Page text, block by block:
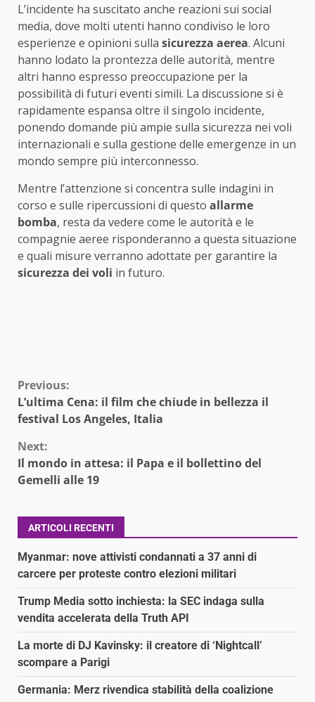
L’incidente ha suscitato anche reazioni sui social
media, dove molti utenti hanno condiviso le loro
esperienze e opinioni sulla sicurezza aerea. Alcuni
hanno lodato la prontezza delle autorità, mentre
altri hanno espresso preoccupazione per la
possibilità di futuri eventi simili. La discussione si è
rapidamente espansa oltre il singolo incidente,
ponendo domande più ampie sulla sicurezza nei voli
internazionali e sulla gestione delle emergenze in un
mondo sempre più interconnesso.
Mentre l’attenzione si concentra sulle indagini in
corso e sulle ripercussioni di questo allarme
bomba, resta da vedere come le autorità e le
compagnie aeree risponderanno a questa situazione
e quali misure verranno adottate per garantire la
sicurezza dei voli in futuro.
Continue
Reading
Previous:
L’ultima Cena: il film che chiude in bellezza il
festival Los Angeles, Italia
Next:
Il mondo in attesa: il Papa e il bollettino del
Gemelli alle 19
ARTICOLI RECENTI
Myanmar: nove attivisti condannati a 37 anni di
carcere per proteste contro elezioni militari
Trump Media sotto inchiesta: la SEC indaga sulla
vendita accelerata della Truth API
La morte di DJ Kavinsky: il creatore di ‘Nightcall’
scompare a Parigi
Germania: Merz rivendica stabilità della coalizione